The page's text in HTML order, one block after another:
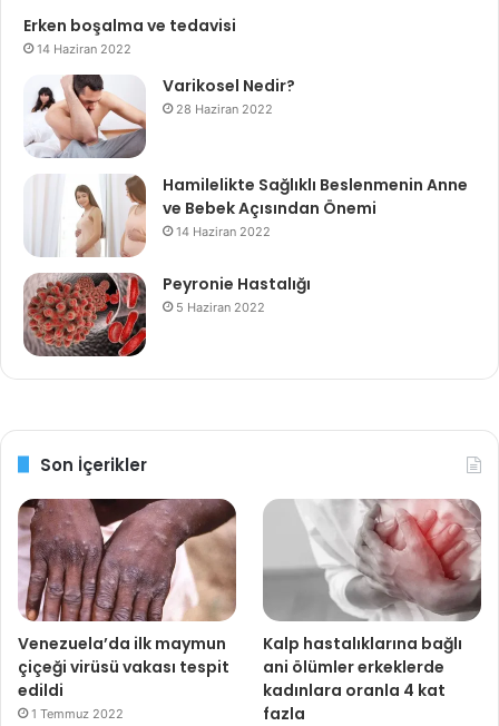
Erken boşalma ve tedavisi
14 Haziran 2022
Varikosel Nedir?
28 Haziran 2022
Hamilelikte Sağlıklı Beslenmenin Anne
ve Bebek Açısından Önemi
14 Haziran 2022
Peyronie Hastalığı
5 Haziran 2022
Son İçerikler
Venezuela’da ilk maymun
çiçeği virüsü vakası tespit
edildi
1 Temmuz 2022
Kalp hastalıklarına bağlı
ani ölümler erkeklerde
kadınlara oranla 4 kat
fazla